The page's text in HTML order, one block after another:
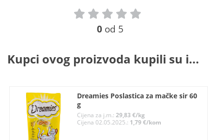
0 od 5
Kupci ovog proizvoda kupili su i...
Dreamies Poslastica za mačke sir 60
g
Cijena za j.m.:29,83 €/kg
Cijena 02.05.2025.: 1,79 €/kom